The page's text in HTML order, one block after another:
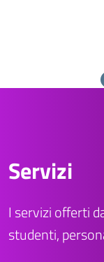
Servizi
I servizi offerti
studenti,